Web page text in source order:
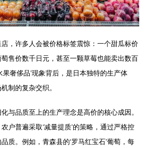
，许多人会被价格标签震惊：一个甜瓜标价
萄售价数千日元，甚至一颗草莓也能卖出数百
果奢侈品’现象背后，是日本独特的生产体
制的复杂交织。
与品质至上的生产理念是高价的核心成因。
户普遍采取‘减量提质’的策略，通过严格控
质。例如，青森县的‘罗马红宝石’葡萄，每